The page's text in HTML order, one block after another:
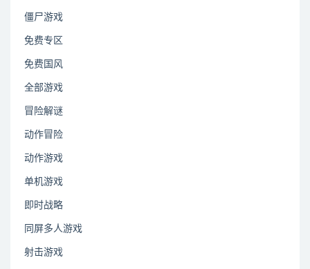
僵尸游戏
免费专区
免费国风
全部游戏
冒险解谜
动作冒险
动作游戏
单机游戏
即时战略
同屏多人游戏
射击游戏